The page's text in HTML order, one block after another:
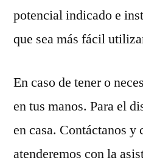
potencial indicado e
que sea más fácil
En caso de tener o
en tus manos. Para el
en casa. Contáctanos y
atenderemos con la